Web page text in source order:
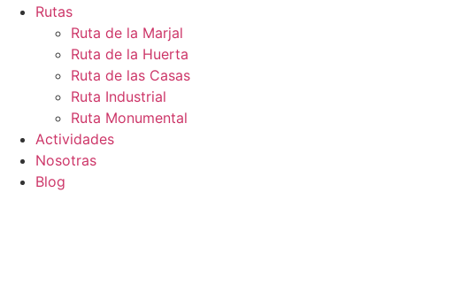
Rutas
Ruta de la Marjal
Ruta de la Huerta
Ruta de las Casas
Ruta Industrial
Ruta Monumental
Actividades
Nosotras
Blog